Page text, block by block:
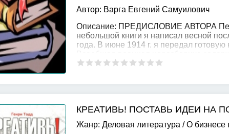
Автор: Варга Евгений Самуилович
Описание: ПРЕДИСЛОВИЕ АВТОРА
небольшой книги я написал весной
года. В июне 1914 г. я передал готовую
Всеобщая военная неразбериха
КРЕАТИВЬ! ПОСТАВЬ ИДЕИ НА
Жанр: Деловая литература /О бизнесе